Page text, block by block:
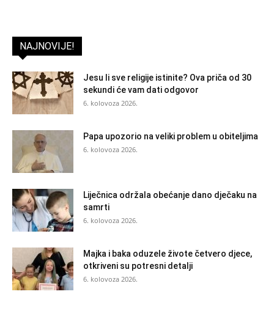
NAJNOVIJE!
Jesu li sve religije istinite? Ova priča od 30
sekundi će vam dati odgovor
6. kolovoza 2026.
Papa upozorio na veliki problem u obiteljima
6. kolovoza 2026.
Liječnica održala obećanje dano dječaku na
samrti
6. kolovoza 2026.
Majka i baka oduzele živote četvero djece,
otkriveni su potresni detalji
6. kolovoza 2026.